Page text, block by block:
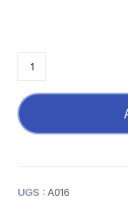
UGS :A016